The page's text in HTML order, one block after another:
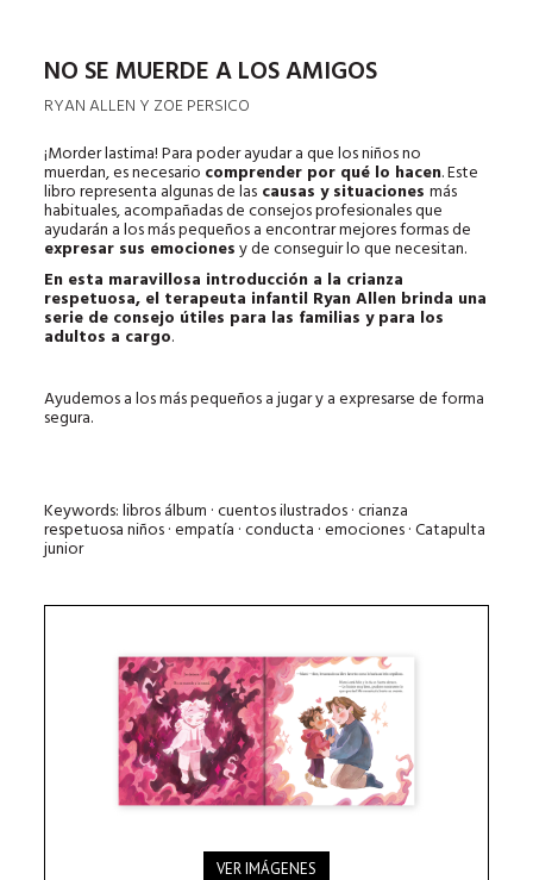
NO SE MUERDE A LOS AMIGOS
RYAN ALLEN Y ZOE PERSICO
¡Morder lastima! Para poder ayudar a que los niños no
muerdan, es necesario comprender por qué lo hacen. Este
libro representa algunas de las causas y situacionesmás
habituales, acompañadas de consejos profesionales que
ayudarán a los más pequeños a encontrar mejores formas de
expresar sus emocionesy de conseguir lo que necesitan.
En esta maravillosa introducción a la crianza
respetuosa, el terapeuta infantil Ryan Allen brinda una
serie de consejo útiles para las familias y para los
adultos a cargo.
Ayudemos a los más pequeños a jugar y a expresarse de forma
segura.
Keywords: libros álbum · cuentos ilustrados · crianza
respetuosa niños · empatía · conducta · emociones · Catapulta
junior
VER IMÁGENES